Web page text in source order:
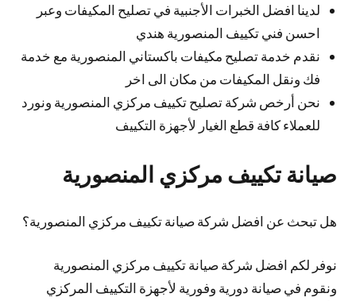
لدينا افضل الخبرات الأجنبية في تصليح المكيفات وعبر
احسن فني تكييف المنصورية هندي
نقدم خدمة تصليح مكيفات باكستاني المنصورية مع خدمة
فك ونقل المكيفات من مكان الى اخر
نحن أرخص شركة تصليح تكييف مركزي المنصورية ونورد
للعملاء كافة قطع الغيار لأجهزة التكييف
صيانة تكييف مركزي المنصورية
هل تبحث عن افضل شركة صيانة تكييف مركزي المنصورية؟
نوفر لكم افضل شركة صيانة تكييف مركزي المنصورية
ونقوم في صيانة دورية وفورية لأجهزة التكييف المركزي